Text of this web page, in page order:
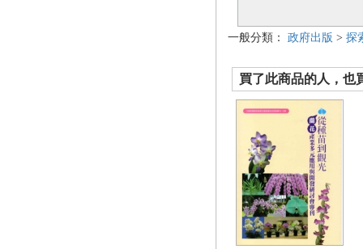
一般分類： 政府出版 > 探
買了此商品的人，也